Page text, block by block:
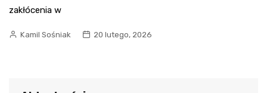
zakłócenia w
Kamil Sośniak 20 lutego, 2026